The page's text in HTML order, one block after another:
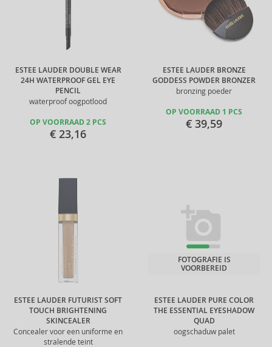
ESTEE LAUDER DOUBLE WEAR
24H WATERPROOF GEL EYE
PENCIL
waterproof oogpotlood
OP VOORRAAD 2 PCS
€ 23,16
ESTEE LAUDER BRONZE
GODDESS POWDER BRONZER
bronzing poeder
OP VOORRAAD 1 PCS
€ 39,59
ESTEE LAUDER FUTURIST SOFT
TOUCH BRIGHTENING
SKINCEALER
Concealer voor een uniforme en
stralende teint
ESTEE LAUDER PURE COLOR
THE ESSENTIAL EYESHADOW
QUAD
oogschaduw palet
FOTOGRAFIE IS
VOORBEREID